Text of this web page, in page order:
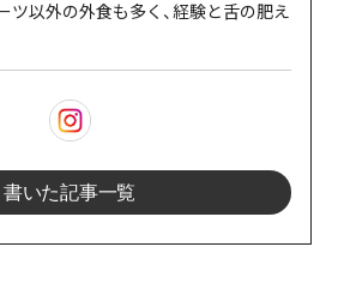
ツ以外の外食も多く、経験と舌の肥え
書いた記事一覧